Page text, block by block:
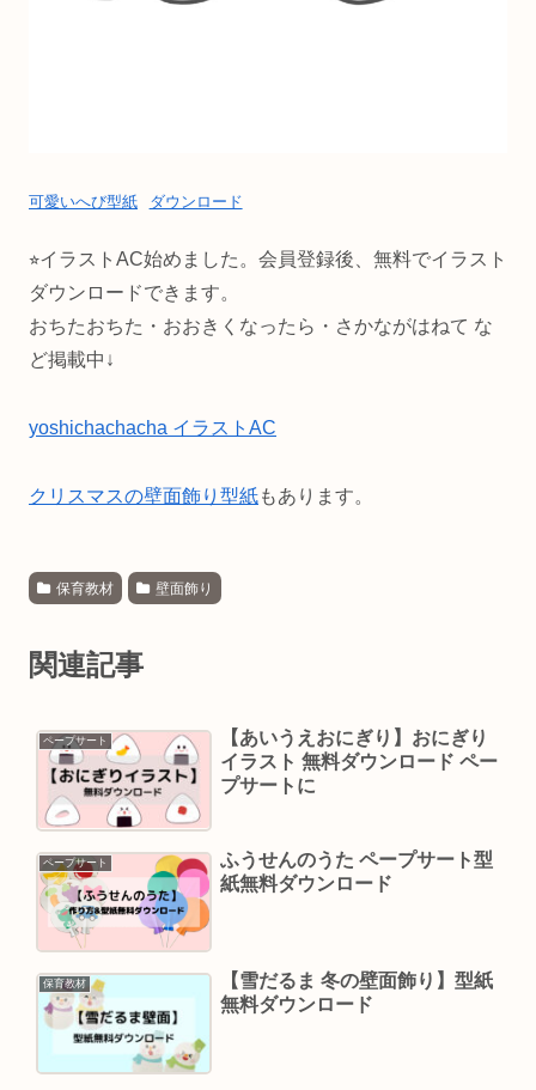
可愛いへび型紙 ダウンロード
⭐︎イラストAC始めました。会員登録後、無料でイラスト
ダウンロードできます。
おちたおちた・おおきくなったら・さかながはねて な
ど掲載中↓
yoshichachacha イラストAC
クリスマスの壁面飾り型紙もあります。
保育教材 壁面飾り
関連記事
ペープサート
【あいうえおにぎり】おにぎり
イラスト 無料ダウンロード ペー
プサートに
ペープサート
ふうせんのうた ペープサート型
紙無料ダウンロード
保育教材
【雪だるま 冬の壁面飾り】型紙
無料ダウンロード